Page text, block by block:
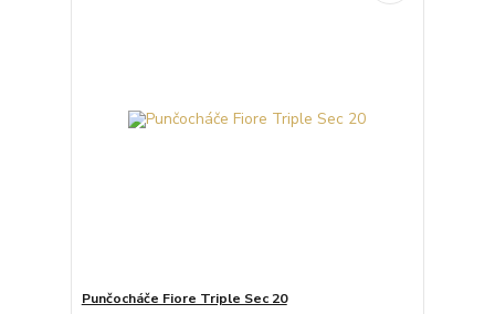
Punčocháče Fiore Triple Sec 20